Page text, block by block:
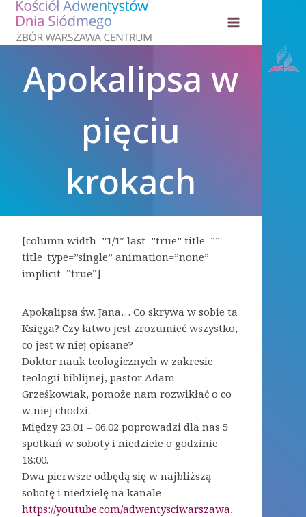
Przejdź
treści
Apokalipsa w
pięciu
krokach
[column width=”1/1″ last=”true” title=””
title_type=”single” animation=”none”
implicit=”true”]
Apokalipsa św. Jana… Co skrywa w sobie ta
Księga? Czy łatwo jest zrozumieć wszystko,
co jest w niej opisane?
Doktor nauk teologicznych w zakresie
teologii biblijnej, pastor Adam
Grześkowiak, pomoże nam rozwikłać o co
w niej chodzi.
Między 23.01 – 06.02 poprowadzi dla nas 5
spotkań w soboty i niedziele o godzinie
18:00.
Dwa pierwsze odbędą się w najbliższą
sobotę i niedzielę na kanale
https://youtube.com/adwentysciwarszawa,